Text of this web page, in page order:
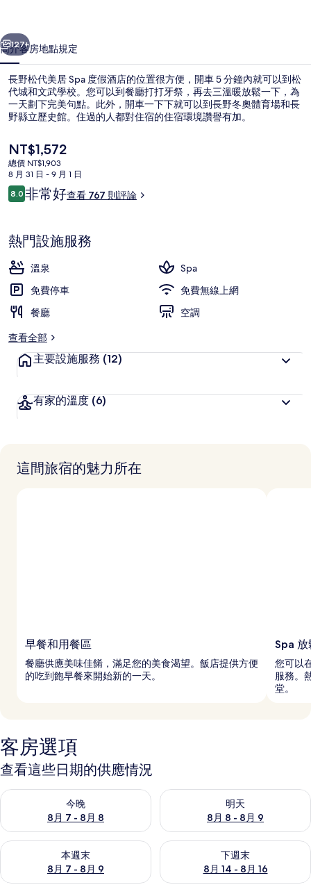
度
假
酒
店
相
片
集
個 下一個
127+
簡介客房地點規定
長野松代美居 Spa 度假酒店的位置很方便，開車 5 分鐘內就可以到松
代城和文武學校。您可以到餐廳打打牙祭，再去三溫暖放鬆一下，為
一天劃下完美句點。此外，開車一下下就可以到長野冬奧體育場和長
野縣立歷史館。住過的人都對住宿的住宿環境讚譽有加。
目
前
的
價
格
NT$1,572
總價 NT$1,903
8 月 31 日 - 9 月 1 日
評
論
8.08.0 分，滿分 10 分，
非常好查看 767 則評論
熱門設施服務
溫泉
Spa
免費停車
免費無線上網
餐廳
空調
查看全部
主要設施服務 (12)
有家的溫度 (6)
這間旅宿的魅力所在
早餐和用餐區
餐廳供應美味佳餚，滿足您的美食渴望。飯店提供方便
的吃到飽早餐來開始新的一天。
Spa
您可以
服務。
堂。
客房選項
查看這些日期的供應情況
今晚
8月 7 - 8月 8
查看今晚 (8月 7 - 8月 8) 的供應情況
明天
8月 8 - 8月 9
查看明天 (8月 8 - 8月 9) 的供
本週末
8月 7 - 8月 9
查看本週末 (8月 7 - 8月 9) 的供應情況
下週末
8月 14 - 8月 16
查看下週末 (8月 14 - 8月 16)